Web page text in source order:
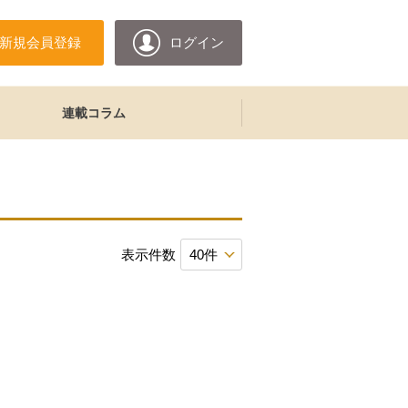
新規会員登録 ログイン
連載コラム
表示件数